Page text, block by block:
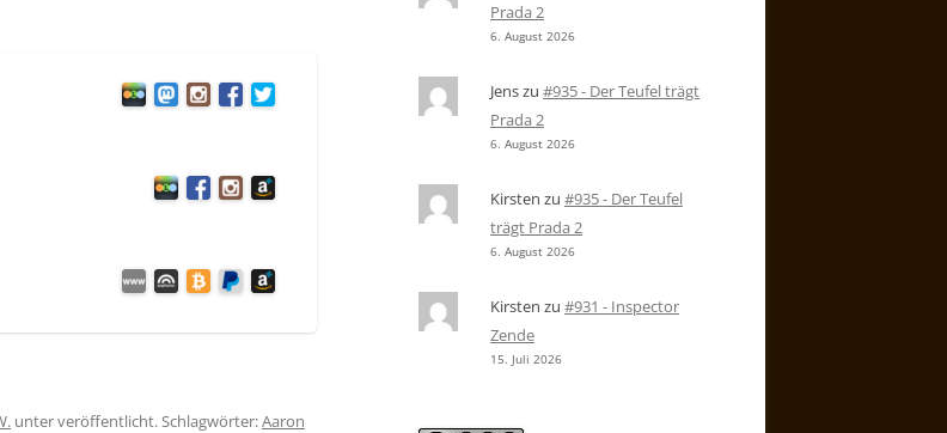
unter veröffentlicht. Schlagwörter:Aaron
Prada 2
6. August 2026
Jenszu #935 - Der Teufel trägt
Prada 2
6. August 2026
Kirsten zu #935 - Der Teufel
trägt Prada 2
6. August 2026
Kirsten zu #931 - Inspector
Zende
15. Juli 2026